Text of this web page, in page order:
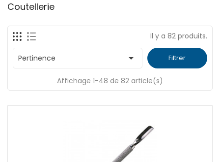
Coutellerie
Il y a 82 produits.
Pertinence  Filtrer
Affichage 1-48 de 82 article(s)